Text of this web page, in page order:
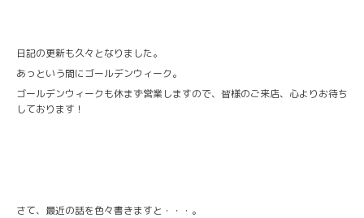
日記の更新も久々となりました。
あっという間にゴールデンウィーク。
ゴールデンウィークも休まず営業しますので、皆様のご来店、心よりお待ち
しております！
さて、最近の話を色々書きますと・・・。